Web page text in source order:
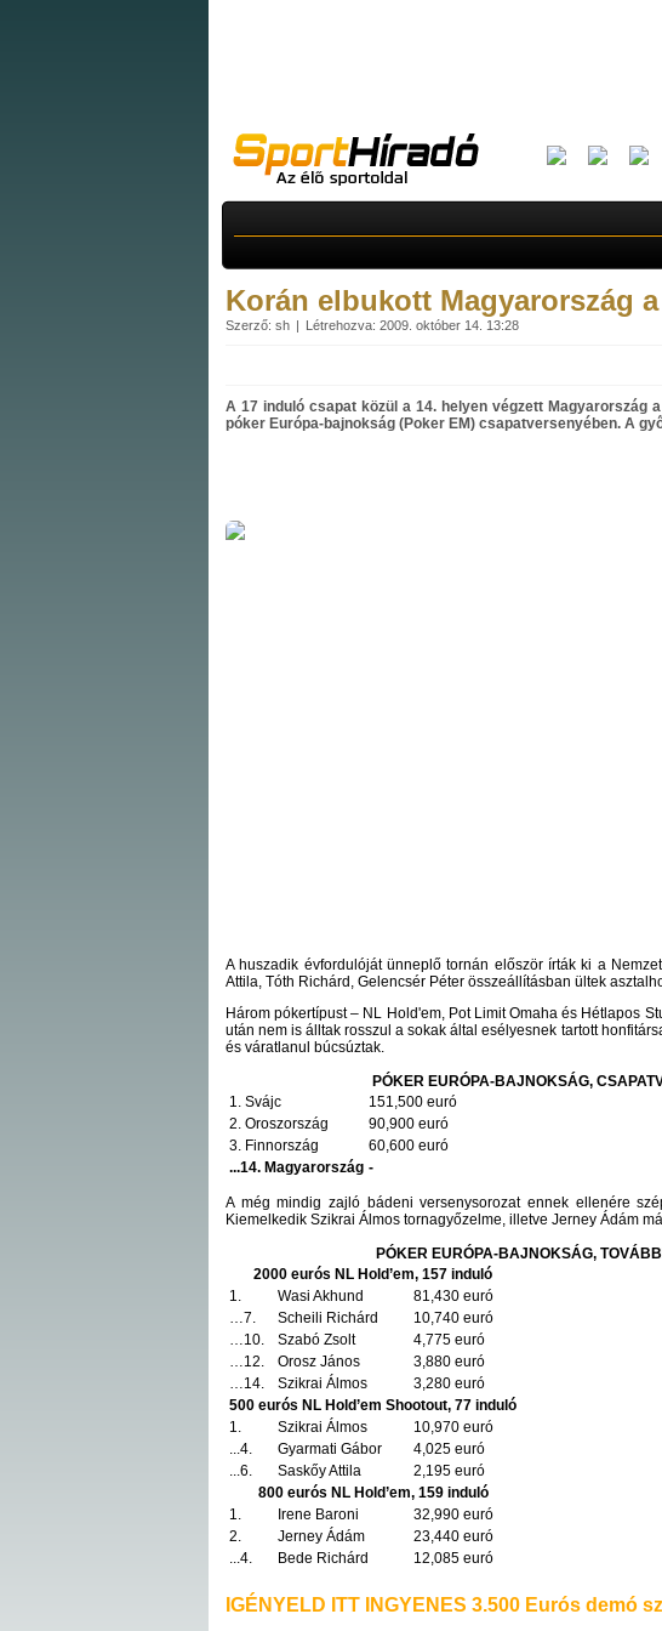
Korán elbukott Magyarország
Szerző: sh Létrehozva: 2009. október 14. 13:28
A 17 induló csapat közül a 14. helyen végzett Magyarország
póker Európa-bajnokság (Poker EM) csapatversenyében. A
A huszadik évfordulóját ünneplő tornán először írták ki a
Attila, Tóth Richárd, Gelencsér Péter összeállításban ültek
Három pókertípust – NL Hold'em, Pot Limit Omaha és Hétlapos
után nem is álltak rosszul a sokak által esélyesnek tartott
és váratlanul búcsúztak.
PÓKER EURÓPA-BAJNOKSÁG,
1. Svájc
151,500 euró
2. Oroszország
90,900 euró
3. Finnország
60,600 euró
...14. Magyarország -
A még mindig zajló bádeni versenysorozat ennek ellenére
Kiemelkedik Szikrai Álmos tornagyőzelme, illetve Jerney Ádám
PÓKER EURÓPA-BAJNOKSÁG,
2000 eurós NL Hold’em, 157 induló
1.
Wasi Akhund
81,430 euró
…7.
Scheili Richárd
10,740 euró
…10.
Szabó Zsolt
4,775 euró
…12.
Orosz János
3,880 euró
…14.
Szikrai Álmos
3,280 euró
500 eurós NL Hold’em Shootout, 77 induló
1.
Szikrai Álmos
10,970 euró
...4.
Gyarmati Gábor
4,025 euró
...6.
Saskőy Attila
2,195 euró
800 eurós NL Hold’em, 159 induló
1.
Irene Baroni
32,990 euró
2.
Jerney Ádám
23,440 euró
...4.
Bede Richárd 12,085 euró
IGÉNYELD ITT INGYENES 3.500 Eurós demó